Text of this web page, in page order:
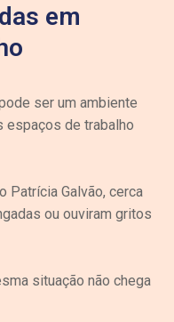
em
ser um ambiente
espaços de trabalho
Patrícia Galvão, cerca
ou ouviram gritos
situação não chega